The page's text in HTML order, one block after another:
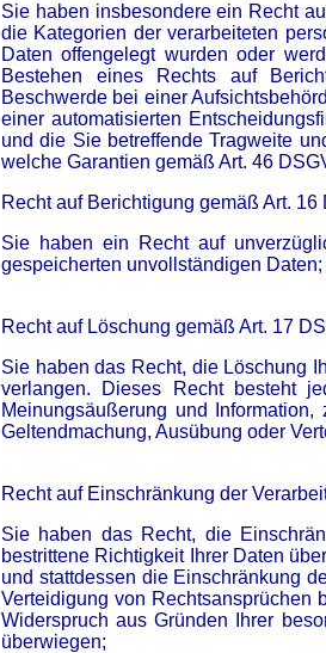
Sie haben insbesondere ein Recht
die Kategorien der verarbeiteten
Daten offengelegt wurden oder
Bestehen eines Rechts auf
Beschwerde bei einer
einer automatisierten
und die Sie betreffende Tragweite
welche Garantien gemäß Art. 46
Recht auf Berichtigung gemäß Art. 16
Sie haben ein Recht auf
gespeicherten unvollständigen Daten;
Recht auf Löschung gemäß Art. 17
Sie haben das Recht, die Löschung
verlangen. Dieses Recht besteht
Meinungsäußerung und
Geltendmachung, Ausübung oder
Recht auf Einschränkung der
Sie haben das Recht, die
bestrittene Richtigkeit Ihrer Daten
und stattdessen die Einschränkung
Verteidigung von Rechtsansprüchen
Widerspruch aus Gründen Ihrer
überwiegen;